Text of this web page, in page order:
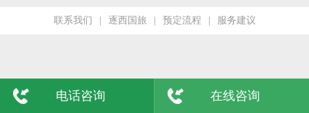
联系我们 逐西国旅 预定流程 服务建议
电话咨询 在线咨询